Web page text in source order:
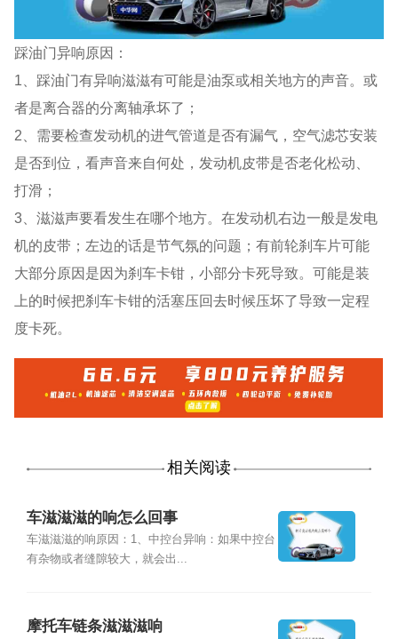
踩油门异响原因：
1、踩油门有异响滋滋有可能是油泵或相关地方的声音。或
者是离合器的分离轴承坏了；
2、需要检查发动机的进气管道是否有漏气，空气滤芯安装
是否到位，看声音来自何处，发动机皮带是否老化松动、
打滑；
3、滋滋声要看发生在哪个地方。在发动机右边一般是发电
机的皮带；左边的话是节气氛的问题；有前轮刹车片可能
大部分原因是因为刹车卡钳，小部分卡死导致。可能是装
上的时候把刹车卡钳的活塞压回去时候压坏了导致一定程
度卡死。
相关阅读
车滋滋滋的响怎么回事
车滋滋滋的响原因：1、中控台异响：如果中控台
有杂物或者缝隙较大，就会出...
摩托车链条滋滋滋响